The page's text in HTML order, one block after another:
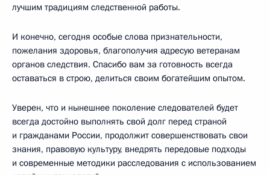
лучшим традициям следственной работы.
И конечно, сегодня особые слова признательности,
пожелания здоровья, благополучия адресую ветеранам
органов следствия. Спасибо вам за готовность всегда
оставаться в строю, делиться своим богатейшим опытом.
Уверен, что и нынешнее поколение следователей будет
всегда достойно выполнять свой долг перед страной
и гражданами России, продолжит совершенствовать свои
знания, правовую культуру, внедрять передовые подходы
и современные методики расследования с использованием